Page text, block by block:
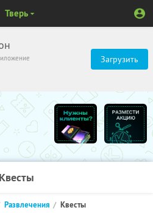
Загрузить
Тверь
Квесты
Развлечения Квесты